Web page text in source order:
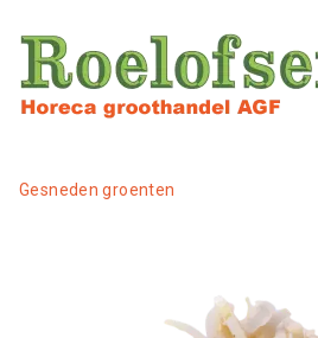
Gesneden groenten